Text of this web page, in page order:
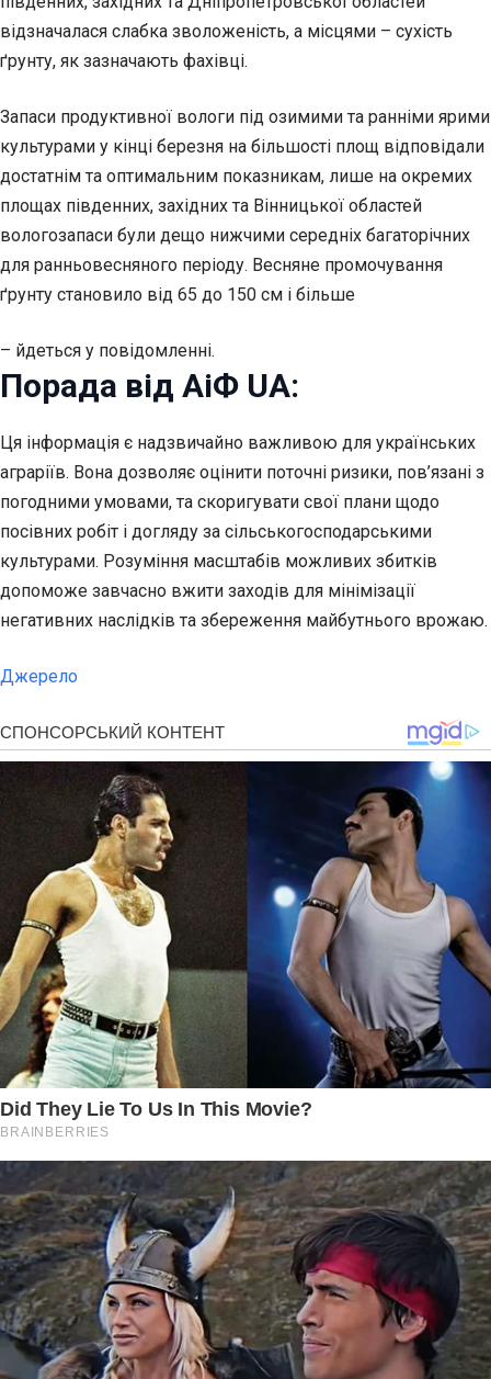
відзначалася слабка зволоженість, а місцями – сухість
ґрунту, як зазначають фахівці.
Запаси продуктивної вологи під озимими та ранніми ярими
культурами у кінці березня на більшості площ відповідали
достатнім та оптимальним показникам, лише на окремих
площах південних, західних та Вінницької областей
вологозапаси були дещо нижчими середніх багаторічних
для ранньовесняного періоду. Весняне промочування
ґрунту становило від 65 до 150 см і більше
– йдеться у повідомленні.
Порада від АіФ UA:
Ця інформація є надзвичайно важливою для українських
аграріїв. Вона дозволяє оцінити поточні ризики, пов’язані з
погодними умовами, та скоригувати свої плани щодо
посівних робіт і догляду за сільськогосподарськими
культурами. Розуміння масштабів можливих збитків
допоможе завчасно вжити заходів для мінімізації
негативних наслідків та збереження майбутнього врожаю.
Джерело